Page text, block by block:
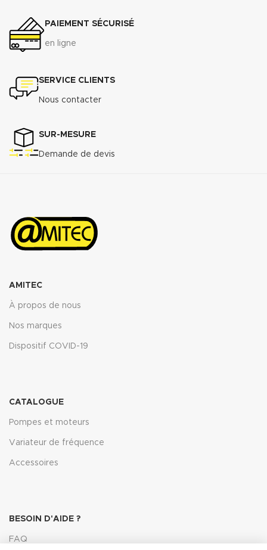
Raccordement à brides du DN 50
au DN 300
PAIEMENT SÉCURISÉ
en ligne
SERVICE CLIENTS
Nous contacter
SUR-MESURE
Demande de devis
AMITEC
À propos de nous
Nos marques
Dispositif COVID-19
CATALOGUE
Pompes et moteurs
Variateur de fréquence
Accessoires
BESOIN D'AIDE ?
FAQ